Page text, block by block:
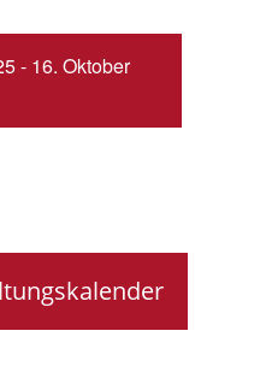
- 16. Oktober